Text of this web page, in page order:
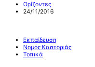
Ορίζοντες
24/11/2016
Εκπαίδευση
Νομός Καστοριάς
Τοπικά